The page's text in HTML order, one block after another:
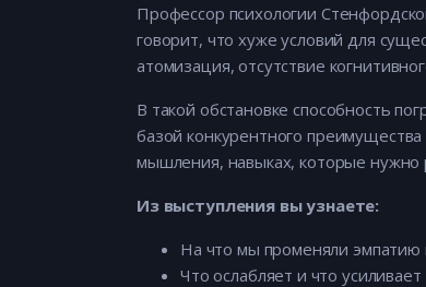
Профессор психологии
говорит, что хуже условий для
атомизация, отсутствие
В такой обстановке способность
базой конкурентного
мышления, навыках, которые нужно
Из выступления вы узнаете:
На что мы променяли эмпатию
Что ослабляет и что